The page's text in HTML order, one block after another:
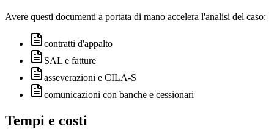
Avere questi documenti a portata di mano accelera l'analisi del caso:
contratti d'appalto
SAL e fatture
asseverazioni e CILA-S
comunicazioni con banche e cessionari
Tempi e costi